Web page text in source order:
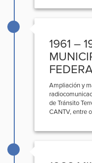
1961 –
Ampliación y
de Tránsito
CANTV, entre